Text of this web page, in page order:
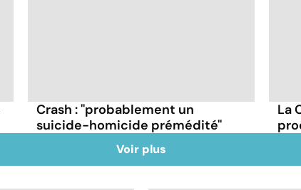
Crash : ''probablement un
suicide-homicide prémédité''
La
Voir plus